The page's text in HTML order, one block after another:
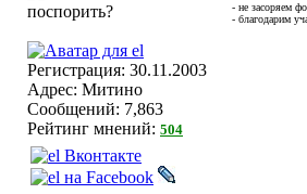
Регистрация: 30.11.2003
Адрес: Митино
Сообщений: 7,863
Рейтинг мнений: 504
- не засоряем
- благодарим